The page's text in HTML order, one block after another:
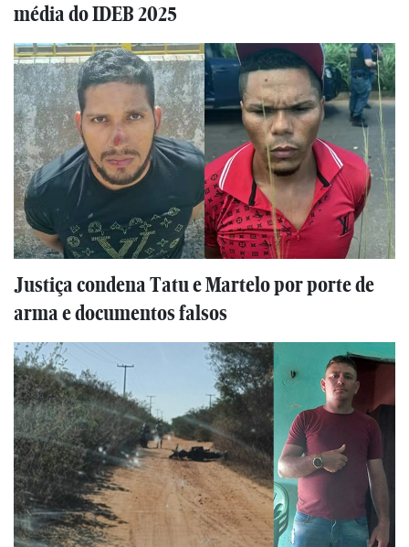
média do IDEB 2025
Justiça condena Tatu e Martelo por porte de
arma e documentos falsos